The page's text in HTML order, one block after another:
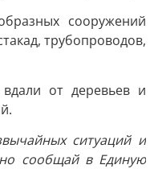
сооружений
трубопроводов,
от деревьев и
ситуаций и
сообщай в Единую